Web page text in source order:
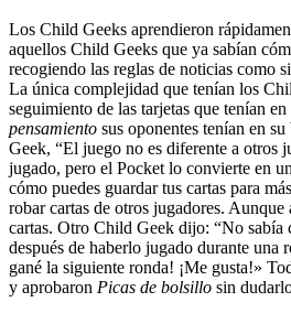
Los Child Geeks aprendieron
aquellos Child Geeks que ya sabían
recogiendo las reglas de noticias como
La única complejidad que tenían los
seguimiento de las tarjetas que tenían
pensamiento sus oponentes tenían en
Geek, “El juego no es diferente a otros
jugado, pero el Pocket lo convierte en
cómo puedes guardar tus cartas para
robar cartas de otros jugadores. Aunque
cartas. Otro Child Geek dijo: “No sabía
después de haberlo jugado durante una
gané la siguiente ronda! ¡Me gusta!»
y aprobaron Picas de bolsillo sin